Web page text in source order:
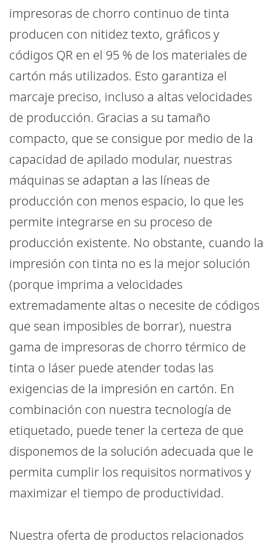
impresoras de chorro continuo de tinta
producen con nitidez texto, gráficos y
códigos QR en el 95 % de los materiales de
cartón más utilizados. Esto garantiza el
marcaje preciso, incluso a altas velocidades
de producción. Gracias a su tamaño
compacto, que se consigue por medio de la
capacidad de apilado modular, nuestras
máquinas se adaptan a las líneas de
producción con menos espacio, lo que les
permite integrarse en su proceso de
producción existente. No obstante, cuando la
impresión con tinta no es la mejor solución
(porque imprima a velocidades
extremadamente altas o necesite de códigos
que sean imposibles de borrar), nuestra
gama de impresoras de chorro térmico de
tinta o láser puede atender todas las
exigencias de la impresión en cartón. En
combinación con nuestra tecnología de
etiquetado, puede tener la certeza de que
disponemos de la solución adecuada que le
permita cumplir los requisitos normativos y
maximizar el tiempo de productividad.
Nuestra oferta de productos relacionados